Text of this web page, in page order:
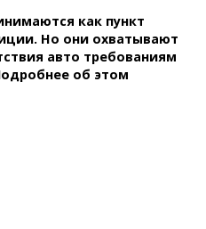
как пункт
Но они охватывают
авто требованиям
об этом